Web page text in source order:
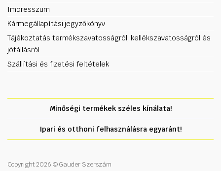
Impresszum
Kármegállapítási jegyzőkönyv
Tájékoztatás termékszavatosságról, kellékszavatosságról és
jótállásról
Szállítási és fizetési feltételek
Minőségi termékek széles kínálata!
Ipari és otthoni felhasználásra egyaránt!
Copyright 2026 © Gauder Szerszám